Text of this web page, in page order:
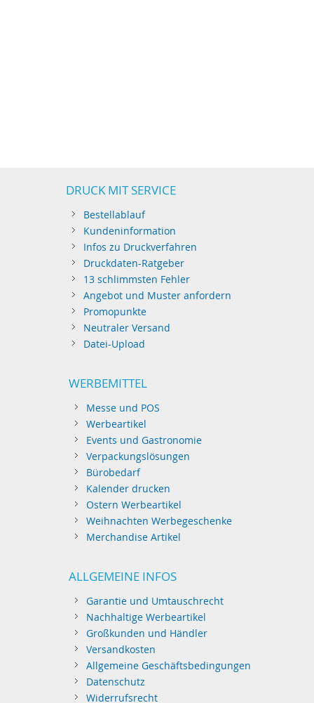
DRUCK MIT SERVICE
Bestellablauf
Kundeninformation
Infos zu Druckverfahren
Druckdaten-Ratgeber
13 schlimmsten Fehler
Angebot und Muster anfordern
Promopunkte
Neutraler Versand
Datei-Upload
WERBEMITTEL
Messe und POS
Werbeartikel
Events und Gastronomie
Verpackungslösungen
Bürobedarf
Kalender drucken
Ostern Werbeartikel
Weihnachten Werbegeschenke
Merchandise Artikel
ALLGEMEINE INFOS
Garantie und Umtauschrecht
Nachhaltige Werbeartikel
Großkunden und Händler
Versandkosten
Allgemeine Geschäftsbedingungen
Datenschutz
Widerrufsrecht